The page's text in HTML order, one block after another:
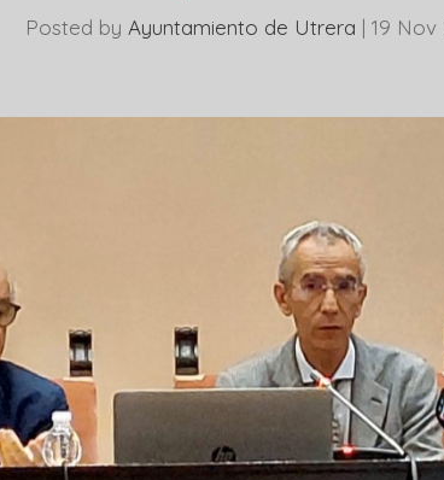
Posted by Ayuntamiento de Utrera | 19 Nov